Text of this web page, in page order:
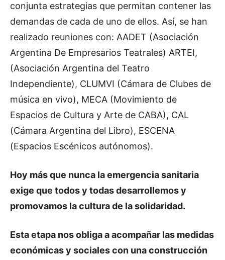
conjunta estrategias que permitan contener las
demandas de cada de uno de ellos. Así, se han
realizado reuniones con: AADET (Asociación
Argentina De Empresarios Teatrales) ARTEI,
(Asociación Argentina del Teatro
Independiente), CLUMVI (Cámara de Clubes de
música en vivo), MECA (Movimiento de
Espacios de Cultura y Arte de CABA), CAL
(Cámara Argentina del Libro), ESCENA
(Espacios Escénicos autónomos).
Hoy más que nunca la emergencia sanitaria
exige que todos y todas desarrollemos y
promovamos la cultura de la solidaridad.
Esta etapa nos obliga a acompañar las medidas
económicas y sociales con una construcción